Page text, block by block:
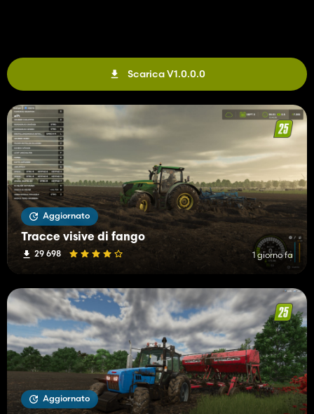
Scarica V1.0.0.0
Aggiornato
Tracce visive di fango
29 698 1 giorno fa
Aggiornato